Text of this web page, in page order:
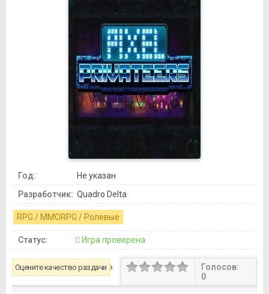
Год:
Не указан
Разработчик: Quadro Delta
RPG / MMORPG / Ролевые
Статус: Игра проверена
Оцените качество раздачи
Голосов:
0